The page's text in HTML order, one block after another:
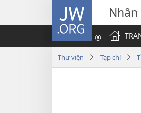
JW.ORG
Thư viện Tạp chí